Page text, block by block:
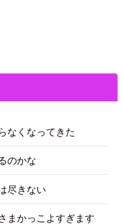
なくなってきた
のかな
尽きない
まかっこよすぎます